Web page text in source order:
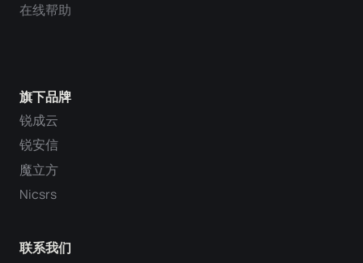
旗下品牌
锐成云
锐安信
魔立方
Nicsrs
联系我们
在线帮助